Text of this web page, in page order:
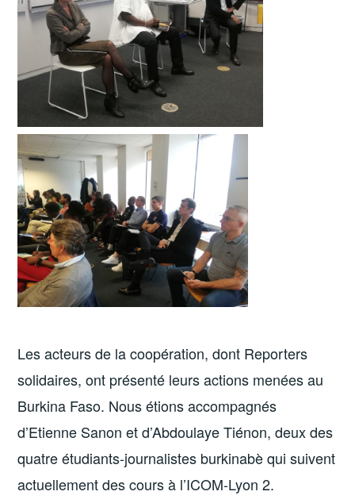
Les acteurs de la coopération, dont Reporters
solidaires, ont présenté leurs actions menées au
Burkina Faso. Nous étions accompagnés
d’Etienne Sanon et d’Abdoulaye Tiénon, deux des
quatre étudiants-journalistes burkinabè qui suivent
actuellement des cours à l’ICOM-Lyon 2.